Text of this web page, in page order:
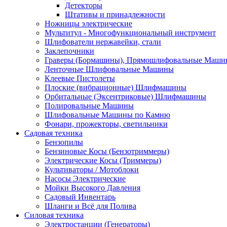
Детекторы
Штативы и принадлежности
Ножницы электрические
Мультитул - Многофункциональный инструмент
Шлифователи нержавейки, стали
Заклепочники
Граверы (Бормашины), Прямошлифовальные
Ленточные Шлифовальные Машины
Клеевые Пистолеты
Плоские (вибрационные) Шлифмашины
Орбитальные (Эксентриковые) Шлифмашины
Полировальные Машины
Шлифовальные Машины по Камню
Фонари, прожекторы, светильники
Садовая техника
Бензопилы
Бензиновые Косы (Бензотриммеры)
Электрические Косы (Триммеры)
Культиваторы / Мотоблоки
Насосы Электрические
Мойки Высокого Давления
Садовый Инвентарь
Шланги и Всё для Полива
Силовая техника
Электростанции (Генераторы)